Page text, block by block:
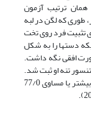
ترتیب آزمون
طوری که لگن در لبه
تثبیت فرد روی تخت
دست­ها را به شکل
افقی نگه داشت.
تنه او ثبت شد.
آزمون سورنسن دارای پایایی خوبی با نمرات ICC بیشتر یا مساوی 77/0